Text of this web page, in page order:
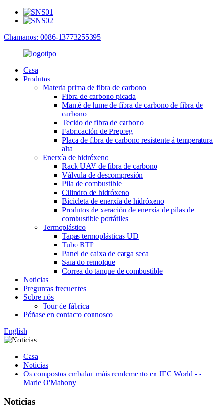
Chámanos: 0086-13773255395
Casa
Produtos
Materia prima de fibra de carbono
Fibra de carbono picada
Manté de lume de fibra de carbono de fibra de
carbono
Tecido de fibra de carbono
Fabricación de Prepreg
Placa de fibra de carbono resistente á temperatura
alta
Enerxía de hidróxeno
Rack UAV de fibra de carbono
Válvula de descompresión
Pila de combustible
Cilindro de hidróxeno
Bicicleta de enerxía de hidróxeno
Produtos de xeración de enerxía de pilas de
combustible portátiles
Termoplástico
Tapas termoplásticas UD
Tubo RTP
Panel de caixa de carga seca
Saia do remolque
Correa do tanque de combustible
Noticias
Preguntas frecuentes
Sobre nós
Tour de fábrica
Póñase en contacto connosco
English
Casa
Noticias
Os compostos embalan máis rendemento en JEC World - -
Marie O'Mahony
Noticias